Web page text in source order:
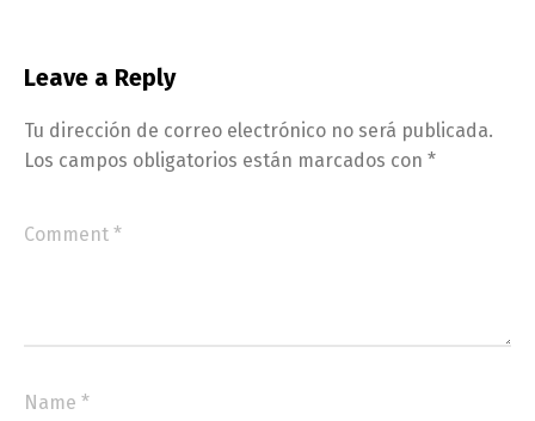
Leave a Reply
Tu dirección de correo electrónico no será publicada.
Los campos obligatorios están marcados con *